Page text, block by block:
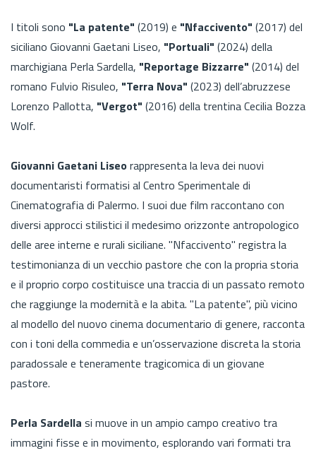
I titoli sono "La patente" (2019) e "Nfaccivento" (2017) del
siciliano Giovanni Gaetani Liseo, "Portuali" (2024) della
marchigiana Perla Sardella, "Reportage Bizzarre" (2014) del
romano Fulvio Risuleo, "Terra Nova" (2023) dell’abruzzese
Lorenzo Pallotta, "Vergot" (2016) della trentina Cecilia Bozza
Wolf.
Giovanni Gaetani Liseorappresenta la leva dei nuovi
documentaristi formatisi al Centro Sperimentale di
Cinematografia di Palermo. I suoi due film raccontano con
diversi approcci stilistici il medesimo orizzonte antropologico
delle aree interne e rurali siciliane. "Nfaccivento" registra la
testimonianza di un vecchio pastore che con la propria storia
e il proprio corpo costituisce una traccia di un passato remoto
che raggiunge la modernità e la abita. "La patente", più vicino
al modello del nuovo cinema documentario di genere, racconta
con i toni della commedia e un’osservazione discreta la storia
paradossale e teneramente tragicomica di un giovane
pastore.
Perla Sardella si muove in un ampio campo creativo tra
immagini fisse e in movimento, esplorando vari formati tra